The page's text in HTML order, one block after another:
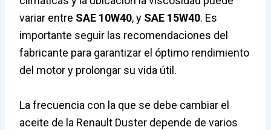
variar entre SAE 10W40, y SAE 15W40. Es
importante seguir las recomendaciones del
fabricante para garantizar el óptimo rendimiento
del motor y prolongar su vida útil.
La frecuencia con la que se debe cambiar el
aceite de la Renault Duster depende de varios